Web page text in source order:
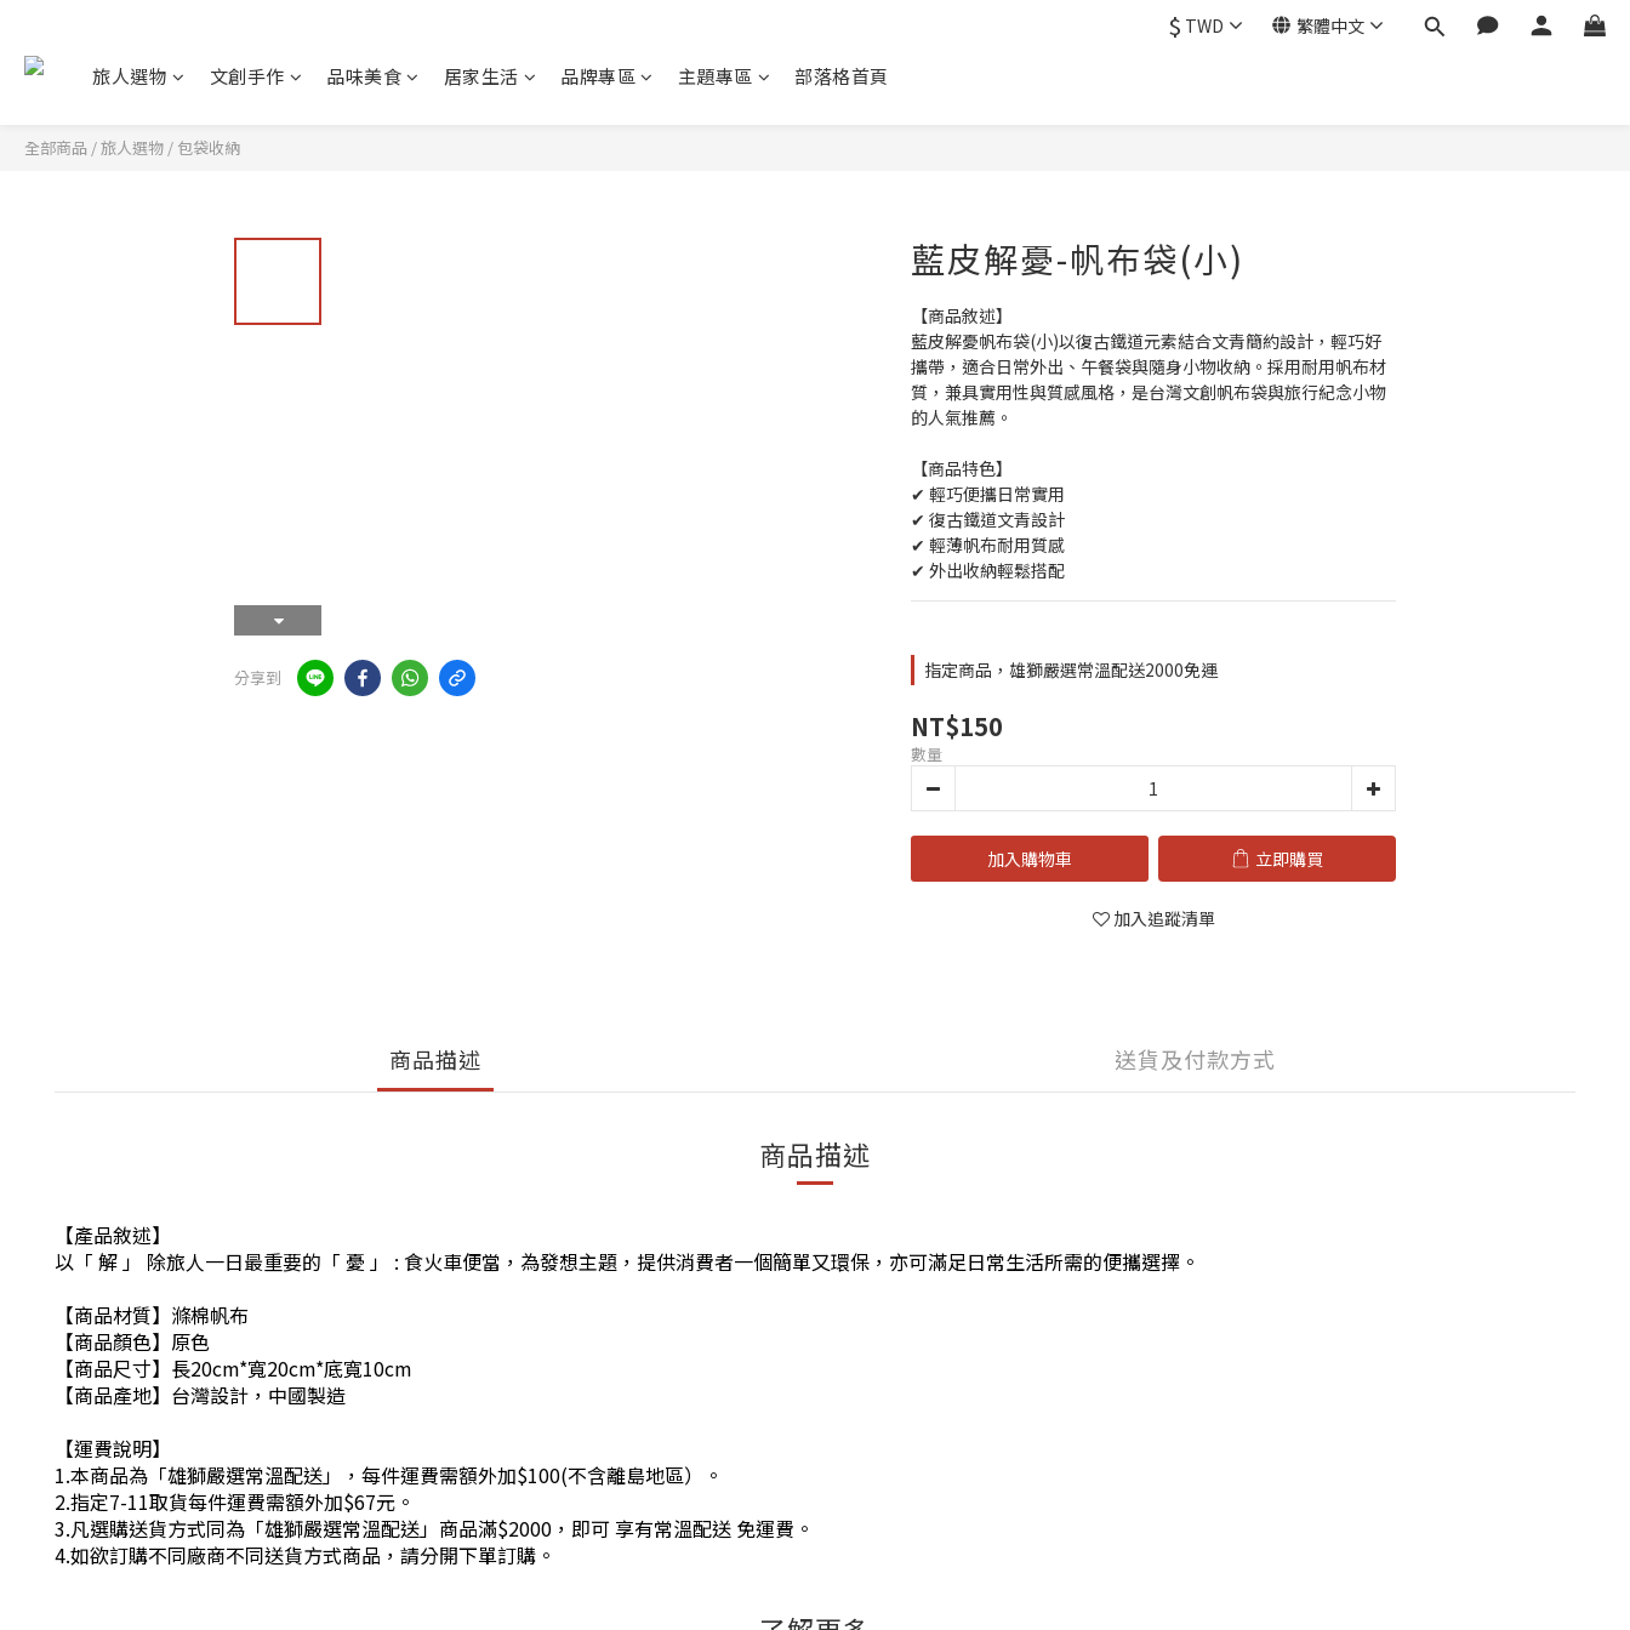
$ TWD 繁體中文
旅人選物 文創手作 品味美食 居家生活 品牌專區 主題專區 部落格首頁
全部商品 /旅人選物 / 包袋收納
分享到
藍皮解憂-帆布袋(小)
【商品敘述】
藍皮解憂帆布袋(小)以復古鐵道元素結合文青簡約設計，輕巧好
攜帶，適合日常外出、午餐袋與隨身小物收納。採用耐用帆布材
質，兼具實用性與質感風格，是台灣文創帆布袋與旅行紀念小物
的人氣推薦。
【商品特色】
✔ 輕巧便攜日常實用
✔ 復古鐵道文青設計
✔ 輕薄帆布耐用質感
✔ 外出收納輕鬆搭配
指定商品，雄獅嚴選常溫配送2000免運
NT$150
數量
加入購物車 立即購買
加入追蹤清單
商品描述 送貨及付款方式
商品描述
【產品敘述】
以 「 解 」 除旅人一日最重要的 「 憂 」 : 食火車便當，為發想主題，提供消費者一個簡單又環保，亦可滿足日常生活所需的便攜選擇。
【商品材質】滌棉帆布
【商品顏色】原色
【商品尺寸】長20cm*寬20cm*底寬10cm
【商品產地】台灣設計，中國製造
【運費說明】
1.本商品為「雄獅嚴選常溫配送」，每件運費需額外加$100(不含離島地區）。
2.指定7-11取貨每件運費需額外加$67元。
3.凡選購送貨方式同為「雄獅嚴選常溫配送」商品滿$2000，即可 享有常溫配送 免運費。
4.如欲訂購不同廠商不同送貨方式商品，請分開下單訂購。